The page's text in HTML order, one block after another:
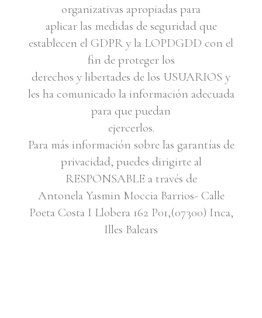
organizativas apropiadas para
aplicar las medidas de seguridad que
establecen el GDPR y la LOPDGDD con el
fin de proteger los
derechos y libertades de los USUARIOS y
les ha comunicado la información adecuada
para que puedan
ejercerlos.
Para más información sobre las garantías de
privacidad, puedes dirigirte al
RESPONSABLE a través de
Antonela Yasmin Moccia Barrios- Calle
Poeta Costa I Llobera 162 P01,(07300) Inca,
Illes Balears